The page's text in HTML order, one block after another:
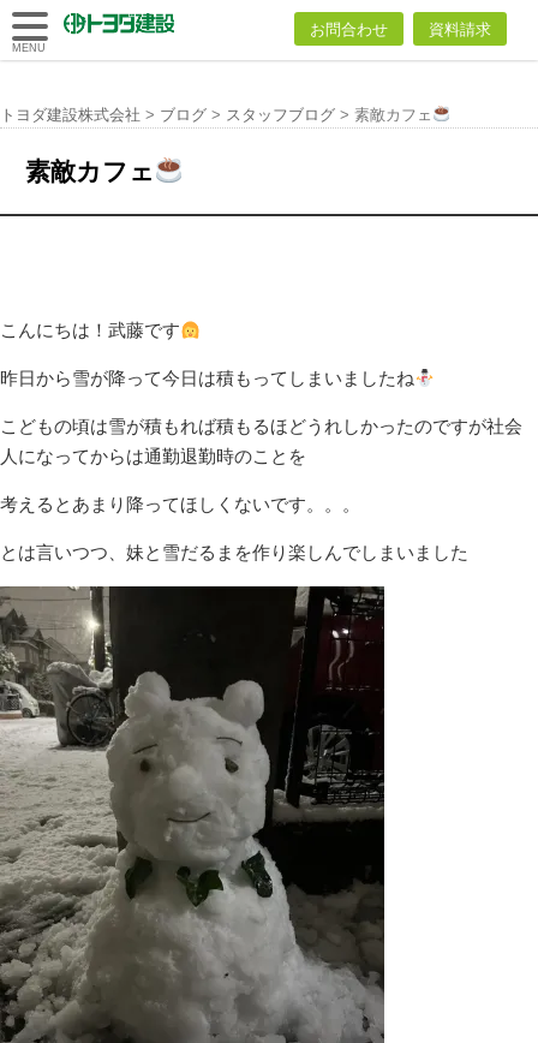
トヨダ建設
お問合わせ 資料請求
MENU
トヨダ建設株式会社 > ブログ > スタッフブログ > 素敵カフェ
素敵カフェ
こんにちは！武藤です
昨日から雪が降って今日は積もってしまいましたね
こどもの頃は雪が積もれば積もるほどうれしかったのですが社会
人になってからは通勤退勤時のことを
考えるとあまり降ってほしくないです。。。
とは言いつつ、妹と雪だるまを作り楽しんでしまいました